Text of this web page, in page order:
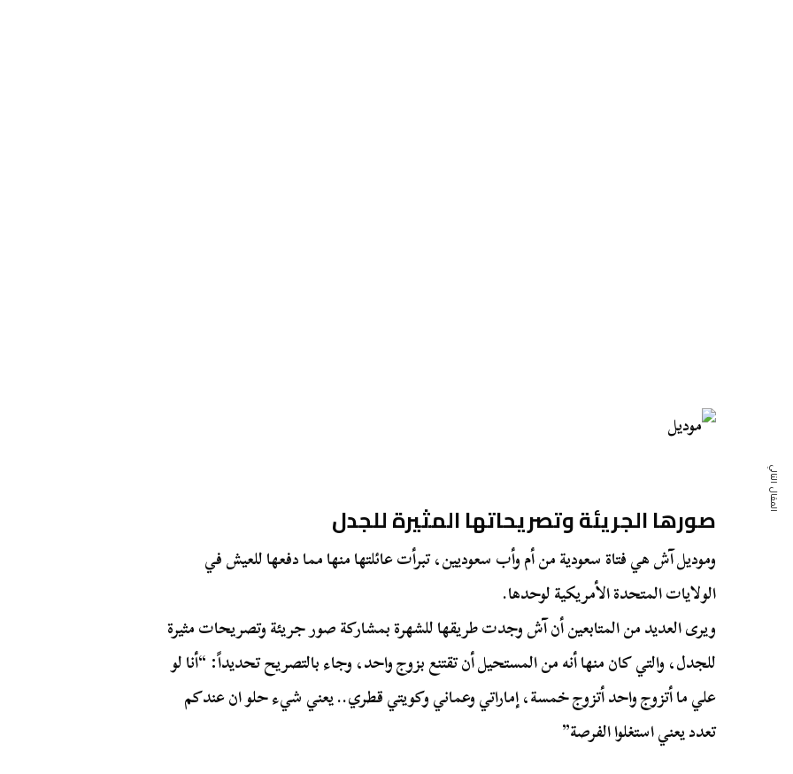
صورها الجريئة وتصريحاتها المثيرة للجدل
وموديل آش هي فتاة سعودية من أم وأب سعوديين، تبرأت عائلتها منها مما دفعها للعيش في
الولايات المتحدة الأمريكية لوحدها.
ويرى العديد من المتابعين أن آش وجدت طريقها للشهرة بمشاركة صور جريئة وتصريحات مثيرة
للجدل، والتي كان منها أنه من المستحيل أن تقتنع بزوج واحد، وجاء بالتصريح تحديداً: “أنا لو
علي ما أتزوج واحد أتزوج خمسة، إماراتي وعماني وكويتي قطري.. يعني شيء حلو ان عندكم
تعدد يعني استغلوا الفرصة”
المقال التالي